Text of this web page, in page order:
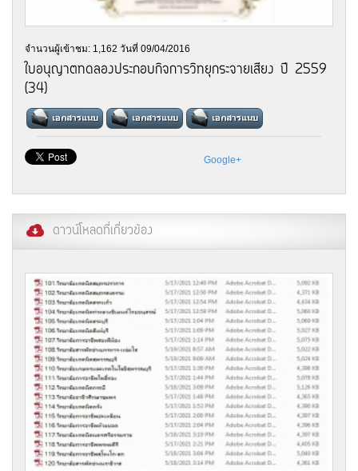
จำนวนผู้เข้าชม: 1,162 วันที่ 09/04/2016
ใบอนุญาตทดลองประกอบกิจการวิทยุกระจายเสียง ปี 2559
(34)
Google+
ดาวน์โหลดที่เกี่ยวข้อง